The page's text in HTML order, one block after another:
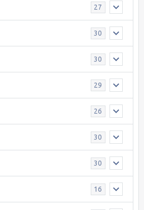
27
30
30
29
26
30
30
16